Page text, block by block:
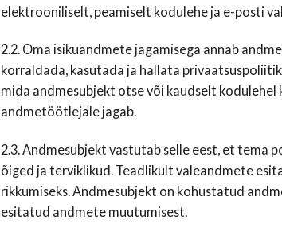
elektrooniliselt, peamiselt kodulehe ja e-posti
2.2. Oma isikuandmete jagamisega annab
korraldada, kasutada ja hallata
mida andmesubjekt otse või kaudselt kodulehel
andmetöötlejale jagab.
2.3. Andmesubjekt vastutab selle eest, et tema
õiged ja terviklikud. Teadlikult valeandmete
rikkumiseks. Andmesubjekt on kohustatud
esitatud andmete muutumisest.